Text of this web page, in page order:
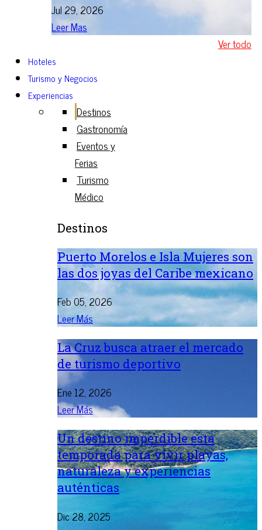
Jul 29, 2026
Leer Mas
Ver todo
Hoteles
Turismo y Negocios
Experiencias
Destinos
Gastronomía
Eventos y
Ferias
Turismo
Médico
Destinos
Puerto Morelos e Isla Mujeres son
las dos joyas del Caribe mexicano
Feb 05, 2026
Leer Más
La Cruz busca atraer el mercado
de turismo deportivo
Ene 12, 2026
Leer Más
Un destino imperdible esta
temporada para vivir playas,
naturaleza y experiencias
auténticas
Dic 28, 2025